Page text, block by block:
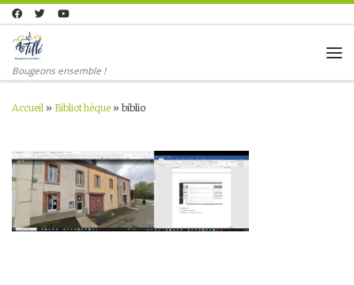
Skip to content
Bougeons ensemble !
Accueil » Bibliothèque » biblio